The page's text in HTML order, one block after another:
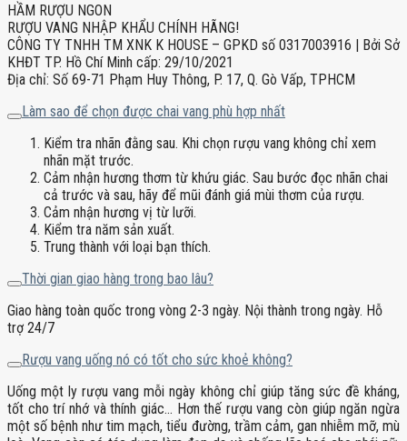
HẦM RƯỢU NGON
RƯỢU VANG NHẬP KHẨU CHÍNH HÃNG!
CÔNG TY TNHH TM XNK K HOUSE – GPKD số 0317003916 | Bởi Sở
KHĐT TP. Hồ Chí Minh cấp: 29/10/2021
Địa chỉ: Số 69-71 Phạm Huy Thông, P. 17, Q. Gò Vấp, TPHCM
Làm sao để chọn được chai vang phù hợp nhất
Kiểm tra nhãn đằng sau. Khi chọn rượu vang không chỉ xem
nhãn mặt trước.
Cảm nhận hương thơm từ khứu giác. Sau bước đọc nhãn chai
cả trước và sau, hãy để mũi đánh giá mùi thơm của rượu.
Cảm nhận hương vị từ lưỡi.
Kiểm tra năm sản xuất.
Trung thành với loại bạn thích.
Thời gian giao hàng trong bao lâu?
Giao hàng toàn quốc trong vòng 2-3 ngày. Nội thành trong ngày. Hỗ
trợ 24/7
Rượu vang uống nó có tốt cho sức khoẻ không?
Uống một ly rượu vang mỗi ngày không chỉ giúp tăng sức đề kháng,
tốt cho trí nhớ và thính giác… Hơn thế rượu vang còn giúp ngăn ngừa
một số bệnh như tim mạch, tiểu đường, trầm cảm, gan nhiễm mỡ, mù